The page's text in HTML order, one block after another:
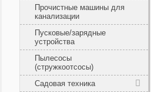
Прочистные машины для
канализации
Пусковые/зарядные
устройства
Пылесосы
(стружкоотсосы)
Садовая техника